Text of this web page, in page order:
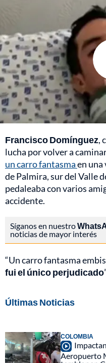
Francisco Domínguez,
lucha por volver a
un carro fantasmaen una
de Palmira, sur del Valle
pedaleaba con varios
accidente.
Síganos en nuestro
noticias de mayor interés
“Un carro fantasma
fui el único perjudicado
Últimas Noticias
COLOMBIA
Aeropuerto